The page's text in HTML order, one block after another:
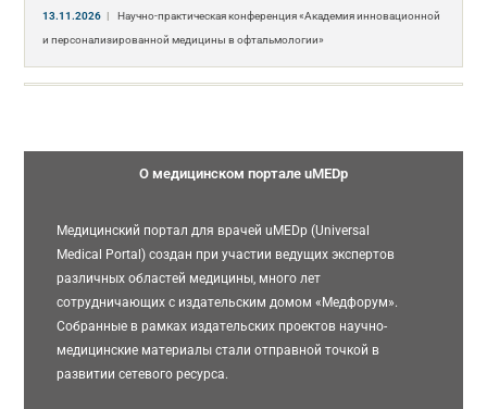
13.11.2026 |
Научно-практическая конференция «Академия инновационной
и персонализированной медицины в офтальмологии»
О медицинском портале uMEDp
Медицинский портал для врачей uMEDp (Universal
Medical Portal) создан при участии ведущих экспертов
различных областей медицины, много лет
сотрудничающих с издательским домом «Медфорум».
Собранные в рамках издательских проектов научно-
медицинские материалы стали отправной точкой в
развитии сетевого ресурса.